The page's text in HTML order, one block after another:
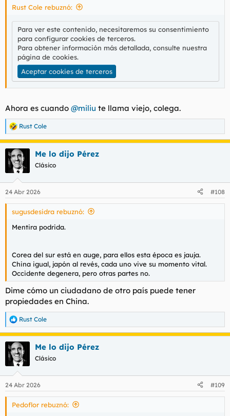
Rust Cole rebuznó:
Para ver este contenido, necesitaremos su consentimiento
para configurar cookies de terceros.
Para obtener información más detallada, consulte nuestra
página de cookies.
Aceptar cookies de terceros
Ahora es cuando @miliu te llama viejo, colega.
R
e
a
c
c
e
s
Rust Cole
Me lo dijo Pérez
Clásico
24 Abr 2026 #108
sugusdesidra rebuznó:
Mentira podrida.
Corea del sur está en auge, para ellos esta época es jauja.
China igual, japón al revés, cada uno vive su momento vital.
Occidente degenera, pero otras partes no.
Dime cómo un ciudadano de otro país puede tener
propiedades en China.
R
e
a
c
c
e
s
Rust Cole
Me lo dijo Pérez
Clásico
24 Abr 2026 #109
Pedoflor rebuznó: